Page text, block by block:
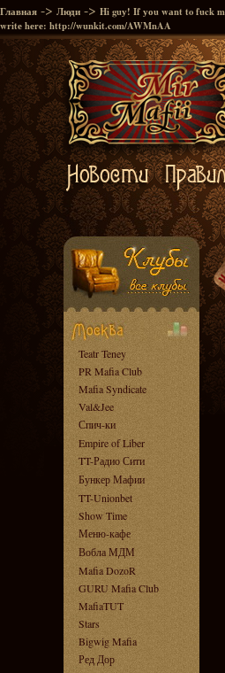
Главная -> Люди -> Hi guу! If уоu wаnt to fuck
writе hеrе: http://wunkit.com/AWMnAA
Teatr Teney
PR Mafia Club
Mafia Syndicate
Val&Jee
Спич-ки
Empire of Liber
TT-Радио Сити
Бункер Мафии
TT-Unionbet
Show Time
Меню-кафе
Вобла МДМ
Mafia DozoR
GURU Mafia Club
MafiaTUT
Stars
Bigwig Mafia
Ред Дор